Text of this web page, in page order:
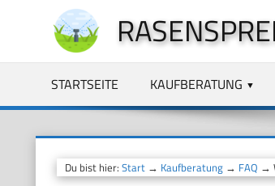
springen
STARTSEITE KAUFBERATUNG
Du bist hier: Start→ Kaufberatung→ FAQ →